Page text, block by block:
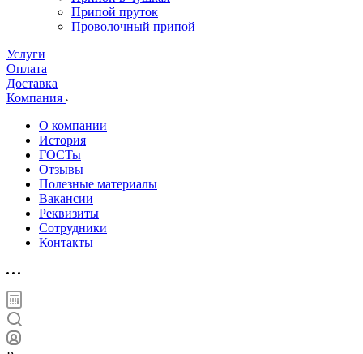
Припой пруток
Проволочный припой
Услуги
Оплата
Доставка
Компания
О компании
История
ГОСТы
Отзывы
Полезные материалы
Вакансии
Реквизиты
Сотрудники
Контакты